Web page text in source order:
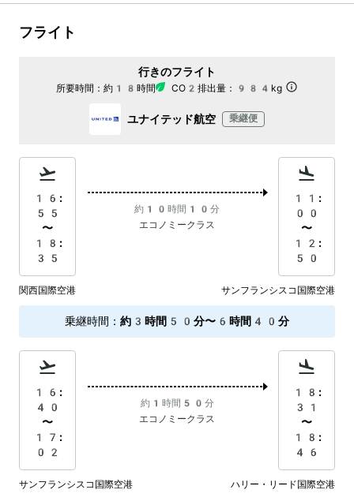
フライト
行きのフライト
所要時間： 約18時間 CO2排出量： 984kg
ユナイテッド航空 乗継便
16:
55
〜
18:
35
約10時間10分
エコノミークラス
11:
00
〜
12:
50
関西国際空港 サンフランシスコ国際空港
乗継時間 ： 約3時間50分〜6時間40分
16:
40
〜
17:
02
約1時間50分
エコノミークラス
18:
31
〜
18:
46
サンフランシスコ国際空港 ハリー・リード国際空港